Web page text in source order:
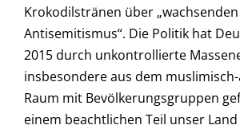
Krokodilstränen über „wachsenden
Antisemitismus“. Die Politik hat
2015 durch unkontrollierte
insbesondere aus dem
Raum mit Bevölkerungsgruppen
einem beachtlichen Teil unser